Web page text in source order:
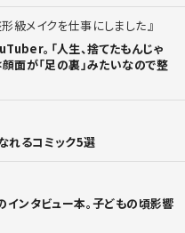
級メイクを仕事にしました
。「人生、捨てたもんじゃ
面が「足の裏」みたいなので整
れるコミック5選
インタビュー本。子どもの頃影響